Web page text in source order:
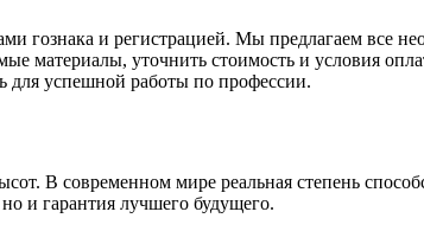
гознака и регистрацией. Мы предлагаем все
материалы, уточнить стоимость и условия
для успешной работы по профессии.
В современном мире реальная степень
и гарантия лучшего будущего.